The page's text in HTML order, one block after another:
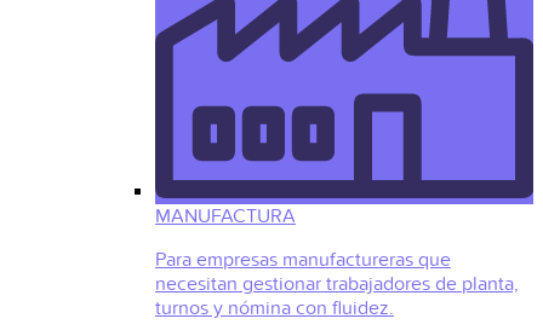
MANUFACTURA
Para empresas manufactureras que
necesitan gestionar trabajadores de planta,
turnos y nómina con fluidez.